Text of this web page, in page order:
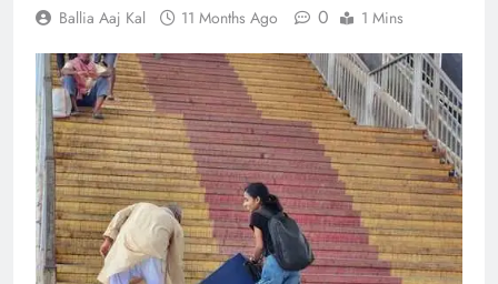
Ballia Aaj Kal 11 Months Ago 0 1 Mins